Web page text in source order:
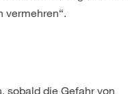
vermehren“.
sobald die Gefahr von